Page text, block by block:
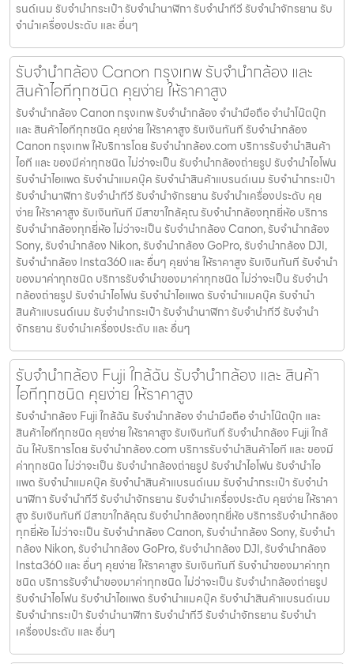
รนด์เนม รับจํานํากระเป๋า รับจํานํานาฬิกา รับจํานําทีวี รับจํานําจักรยาน รับ
จํานําเครื่องประดับ และ อื่นๆ
รับจำนำกล้อง Canon กรุงเทพ รับจํานํากล้อง และ
สินค้าไอทีทุกชนิด คุยง่าย ให้ราคาสูง
รับจำนำกล้อง Canon กรุงเทพ รับจํานํากล้อง จำนำมือถือ จำนำโน๊ตบุ๊ก
และ สินค้าไอทีทุกชนิด คุยง่าย ให้ราคาสูง รับเงินทันที รับจำนำกล้อง
Canon กรุงเทพ ให้บริการโดย รับจํานํากล้อง.com บริการรับจํานําสินค้า
ไอที และ ของมีค่าทุกชนิด ไม่ว่าจะเป็น รับจํานํากล้องถ่ายรูป รับจํานําไอโฟน
รับจํานําไอแพด รับจํานําแมคบุ๊ค รับจํานําสินค้าแบรนด์เนม รับจํานํากระเป๋า
รับจํานํานาฬิกา รับจํานําทีวี รับจํานําจักรยาน รับจํานําเครื่องประดับ คุย
ง่าย ให้ราคาสูง รับเงินทันที มีสาขาใกล้คุณ รับจำนำกล้องทุกยี่ห้อ บริการ
รับจำนำกล้องทุกยี่ห้อ ไม่ว่าจะเป็น รับจำนำกล้อง Canon, รับจำนำกล้อง
Sony, รับจำนำกล้อง Nikon, รับจำนำกล้อง GoPro, รับจำนำกล้อง DJI,
รับจำนำกล้อง Insta360 และ อื่นๆ คุยง่าย ให้ราคาสูง รับเงินทันที รับจำนำ
ของมาค่าทุกชนิด บริการรับจำนำของมาค่าทุกชนิด ไม่ว่าจะเป็น รับจํานํา
กล้องถ่ายรูป รับจํานําไอโฟน รับจํานําไอแพด รับจํานําแมคบุ๊ค รับจํานํา
สินค้าแบรนด์เนม รับจํานํากระเป๋า รับจํานํานาฬิกา รับจํานําทีวี รับจํานํา
จักรยาน รับจํานําเครื่องประดับ และ อื่นๆ
รับจำนำกล้อง Fuji ใกล้ฉัน รับจํานํากล้อง และ สินค้า
ไอทีทุกชนิด คุยง่าย ให้ราคาสูง
รับจำนำกล้อง Fuji ใกล้ฉัน รับจํานํากล้อง จำนำมือถือ จำนำโน๊ตบุ๊ก และ
สินค้าไอทีทุกชนิด คุยง่าย ให้ราคาสูง รับเงินทันที รับจำนำกล้อง Fuji ใกล้
ฉัน ให้บริการโดย รับจํานํากล้อง.com บริการรับจํานําสินค้าไอที และ ของมี
ค่าทุกชนิด ไม่ว่าจะเป็น รับจํานํากล้องถ่ายรูป รับจํานําไอโฟน รับจํานําไอ
แพด รับจํานําแมคบุ๊ค รับจํานําสินค้าแบรนด์เนม รับจํานํากระเป๋า รับจํานํา
นาฬิกา รับจํานําทีวี รับจํานําจักรยาน รับจํานําเครื่องประดับ คุยง่าย ให้ราคา
สูง รับเงินทันที มีสาขาใกล้คุณ รับจำนำกล้องทุกยี่ห้อ บริการรับจำนำกล้อง
ทุกยี่ห้อ ไม่ว่าจะเป็น รับจำนำกล้อง Canon, รับจำนำกล้อง Sony, รับจำนำ
กล้อง Nikon, รับจำนำกล้อง GoPro, รับจำนำกล้อง DJI, รับจำนำกล้อง
Insta360 และ อื่นๆ คุยง่าย ให้ราคาสูง รับเงินทันที รับจำนำของมาค่าทุก
ชนิด บริการรับจำนำของมาค่าทุกชนิด ไม่ว่าจะเป็น รับจํานํากล้องถ่ายรูป
รับจํานําไอโฟน รับจํานําไอแพด รับจํานําแมคบุ๊ค รับจํานําสินค้าแบรนด์เนม
รับจํานํากระเป๋า รับจํานํานาฬิกา รับจํานําทีวี รับจํานําจักรยาน รับจํานํา
เครื่องประดับ และ อื่นๆ